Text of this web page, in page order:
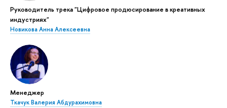
Руководитель трека "Цифровое продюсирование в креативных
индустриях"
Новикова Анна Алексеевна
Менеджер
Ткачук Валерия Абдурахимовна